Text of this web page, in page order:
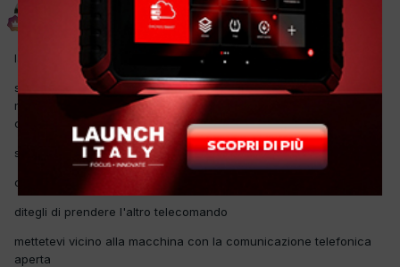
Inviato 20 Febbraio 2012
la sapete questa ?
se rimanete in panne con il telecomando che non funziona più o
magari le chiavi sono rimasti dentro il bagagliaio e non sapete
come aprire la macchina ?
semplice :
chiamate vostra moglie a casa
ditegli di prendere l'altro telecomando
mettetevi vicino alla macchina con la comunicazione telefonica
aperta